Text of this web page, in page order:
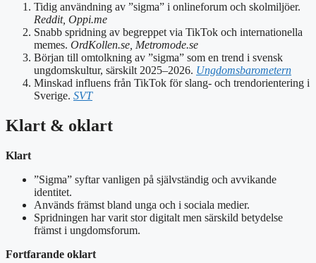
Tidig användning av ”sigma” i onlineforum och skolmiljöer.
Reddit, Oppi.me
Snabb spridning av begreppet via TikTok och internationella
memes. OrdKollen.se, Metromode.se
Början till omtolkning av ”sigma” som en trend i svensk
ungdomskultur, särskilt 2025–2026. Ungdomsbarometern
Minskad influens från TikTok för slang- och trendorientering i
Sverige. SVT
Klart & oklart
Klart
”Sigma” syftar vanligen på självständig och avvikande
identitet.
Används främst bland unga och i sociala medier.
Spridningen har varit stor digitalt men särskild betydelse
främst i ungdomsforum.
Fortfarande oklart